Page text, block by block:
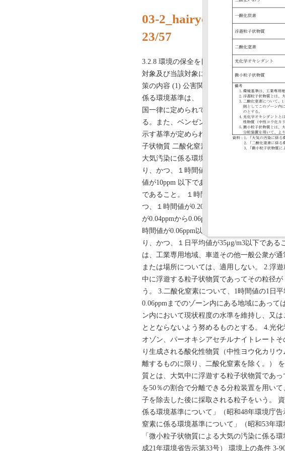
03-2_hairyosyo
23/57
3.2.8 環境の保全を目的として法令等により
対象及び当該対象に係る規制の内容その他
策の内容 (1) 公害関係法令等 1) 環境基準等
係る環境基準は、「環境基本法」（平成5年
国一律に定められており、その基準値は表
る。また、ベンゼン等の有害大気汚染物質
示す基準が定められている。 物質 二酸化い
子状物質 二酸化窒素 光化学オキシダント 微
大気汚染に係る環境基準 １時間値の１日平均
り、かつ、１時間値が0.1ppm以下であること
値が10ppm 以下であり、かつ、１時間値の8
であること。 １時間値の１日平均値が
つ、１時間値が0.20mg/m3以下であること。
が0.04ppmから0.06ppmまでのゾーン内又は
時間値が0.06ppm以下であること 。 １年平均
り、かつ、１日平均値が35μg/m3以下である
は、工業専用地域、車道その他一般公衆が
または場所については、適用しない。 2.浮
中に浮遊する粒子状物質であってその粒径
う。 3.二酸化窒素について、1時間値の1日平
0.06ppmまでのゾーン内にある地域にあって
ン内において現状程度の水準を維持し、又
ととならないよう努めるものとする。 4.光化
オゾン、パーオキシアセチルナイトレートそ
り生成される酸化性物質（中性ヨウ化カリ
離するものに限り、二酸化窒素を除く。）
質とは、大気中に浮遊する粒子状物質であ
を50％の割合で分離できる分粒装置を用い
子を除去した後に採取される粒子をいう。
係る環境基準について」（昭和48年環境庁
窒素に係る環境基準について」（昭和53年環
「微小粒子状物質による大気の汚染に係る
成21年環境省告示第33号） 環境上の条件 3-